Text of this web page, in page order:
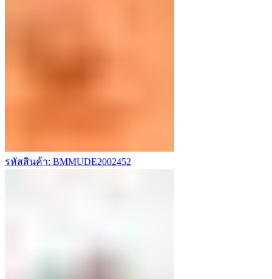
รหัสสินค้า: BMMUDE2002452